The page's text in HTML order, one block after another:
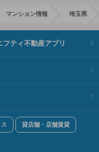
マンション情報 埼玉県
フティ不動産アプリ
貸店舗・店舗賃貸